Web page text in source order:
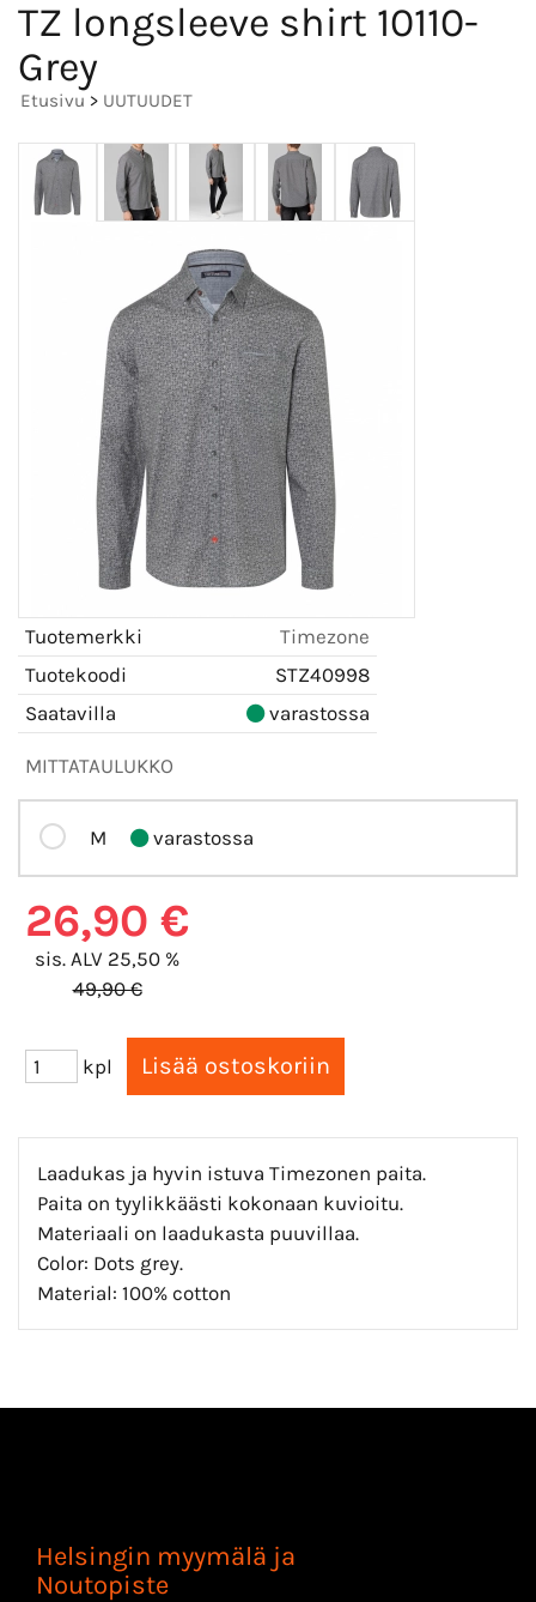
TZ longsleeve shirt 10110-
Grey
Etusivu > UUTUUDET
Tuotemerkki
Timezone
Tuotekoodi
STZ40998
Saatavilla
varastossa
MITTATAULUKKO
M varastossa
26,90 €
sis. ALV 25,50 %
49,90 €
kpl
Laadukas ja hyvin istuva Timezonen paita.
Paita on tyylikkäästi kokonaan kuvioitu.
Materiaali on laadukasta puuvillaa.
Color: Dots grey.
Material: 100% cotton
Helsingin myymälä ja
Noutopiste